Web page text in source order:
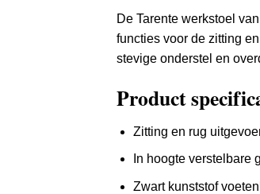
De Tarente werkstoel
functies voor de zitting
stevige onderstel en
Product
Zitting en rug
In hoogte verstelbare
Zwart kunststof